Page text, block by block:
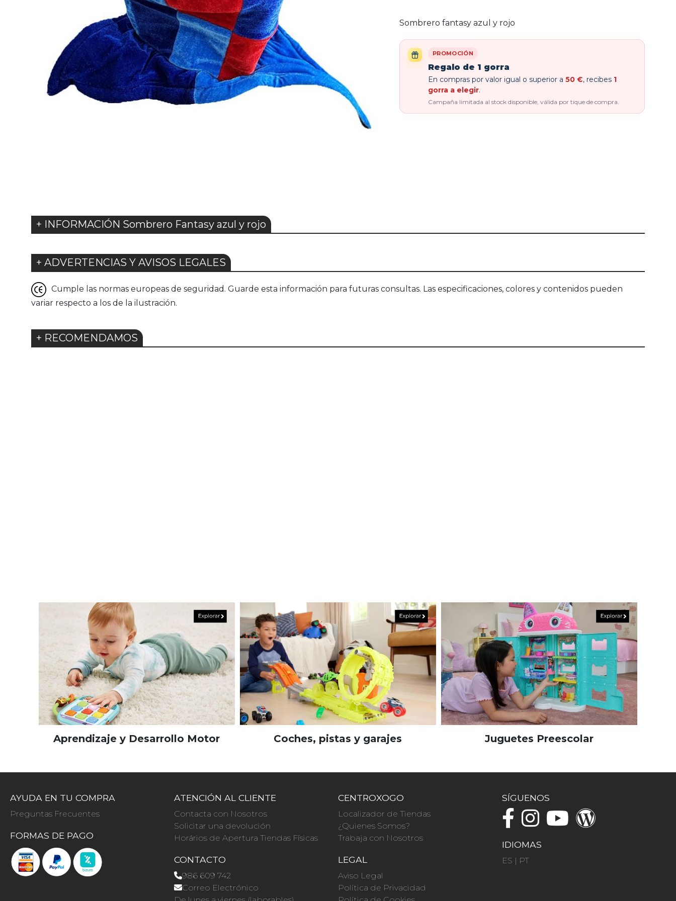
Sombrero fantasy azul y rojo
PROMOCIÓN
Regalo de 1 gorra
En compras por valor igual o superior a 50 €, recibes 1
gorra a elegir.
Campaña limitada al stock disponible, válida por tique de compra.
+ INFORMACIÓN Sombrero Fantasy azul y rojo
+ ADVERTENCIAS Y AVISOS LEGALES
Cumple las normas europeas de seguridad. Guarde esta información para futuras consultas. Las especificaciones, colores y contenidos pueden
variar respecto a los de la ilustración.
+ RECOMENDAMOS
Aprendizaje y Desarrollo Motor Coches, pistas y garajes Juguetes Preescolar
AYUDA EN TU COMPRA
Preguntas Frecuentes
FORMAS DE PAGO
ATENCIÓN AL CLIENTE
Contacta con Nosotros
Solicitar una devolución
Horários de Apertura Tiendas Físicas
CONTACTO
986 609 742
Correo Electrónico
CENTROXOGO
Localizador de Tiendas
¿Quienes Somos?
Trabaja con Nosotros
LEGAL
Aviso Legal
Política de Privacidad
SÍGUENOS
IDIOMAS
ES | PT